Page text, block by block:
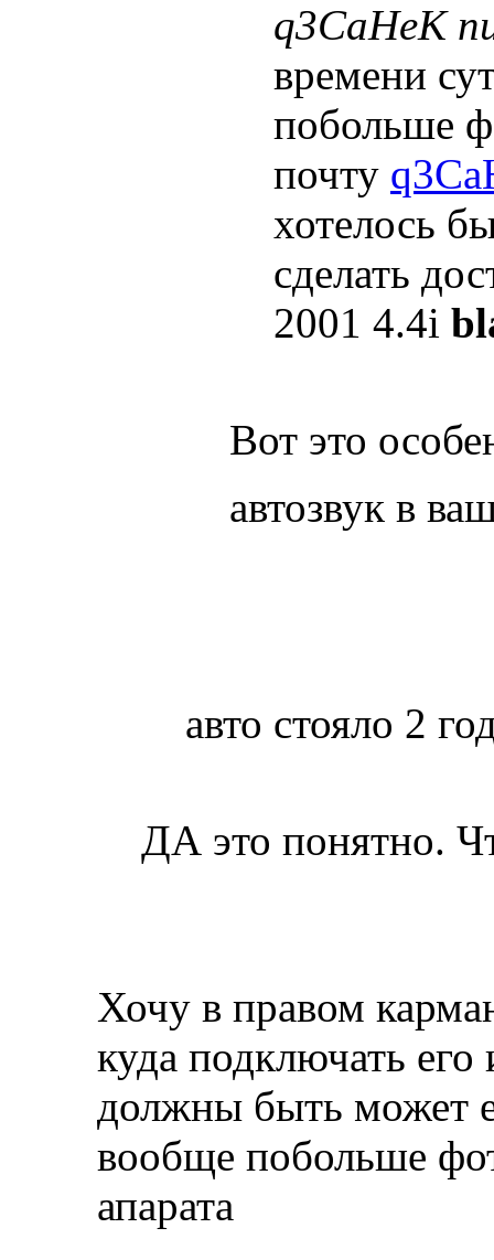
q3CaHeK
времени
побольше
почту
хотелось
сделать
2001 4.4i
Вот это
автозвук в
авто стояло 2
ДА это понятно.
Хочу в правом
куда подключать
должны быть может
вообще побольше
апарата